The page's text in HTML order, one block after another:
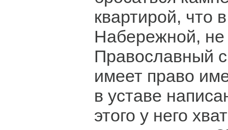
квартирой, что
Набережной, не
Православный
имеет право
в уставе
этого у него